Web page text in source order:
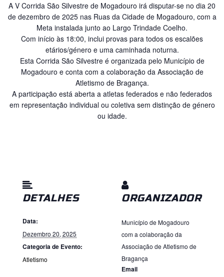
A V Corrida São Silvestre de Mogadouro irá disputar-se no dia 20
de dezembro de 2025 nas Ruas da Cidade de Mogadouro, com a
Meta instalada junto ao Largo Trindade Coelho.
Com início às 18:00, inclui provas para todos os escalões
etários/género e uma caminhada noturna.
Esta Corrida São Silvestre é organizada pelo Município de
Mogadouro e conta com a colaboração da Associação de
Atletismo de Bragança.
A participação está aberta a atletas federados e não federados
em representação individual ou coletiva sem distinção de género
ou idade.
DETALHES
Data:
Dezembro 20, 2025
Categoria de Evento:
Atletismo
ORGANIZADOR
Município de Mogadouro
com a colaboração da
Associação de Atletismo de
Bragança
Email